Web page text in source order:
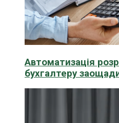
Автоматизація
бухгалтеру